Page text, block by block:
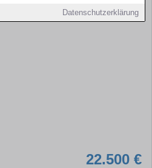
Datenschutzerklärung
22.500 €